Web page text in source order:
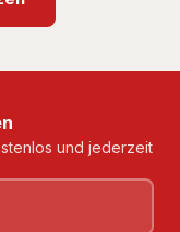
und jederzeit